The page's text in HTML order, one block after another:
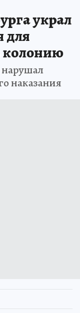
украл
для
колонию
наказания